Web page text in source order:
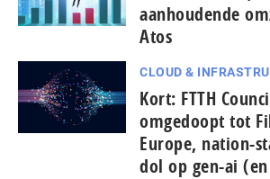
aanhoudende
Atos
CLOUD &
Kort: FTTH
omgedoopt tot
Europe, nation-
dol op gen-ai